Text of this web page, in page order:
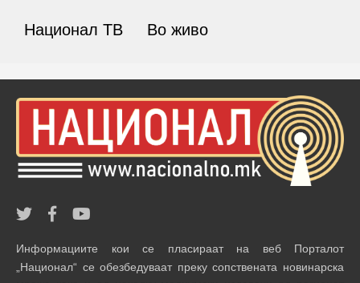
Национал ТВ Во живо
Информациите кои се пласираат на веб Порталот
„Национал“ се обезбедуваат преку сопствената новинарска